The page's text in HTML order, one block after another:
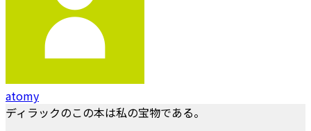
atomy
ディラックのこの本は私の宝物である。